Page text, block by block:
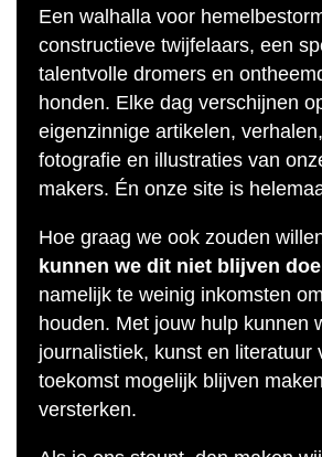
Een walhalla voor
constructieve twijfelaars, een
talentvolle dromers en
honden. Elke dag verschijnen
eigenzinnige artikelen,
fotografie en illustraties van
makers. Én onze site is
Hoe graag we ook zouden
kunnen we dit niet blijven
namelijk te weinig inkomsten
houden. Met jouw hulp kunnen
journalistiek, kunst en literatuur
toekomst mogelijk blijven
versterken.